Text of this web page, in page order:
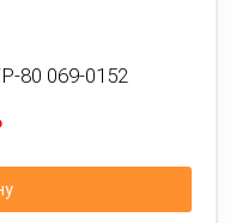
80 069-0152